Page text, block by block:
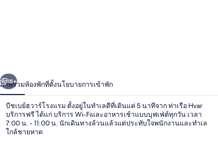
า
ถัดไป
15+
ภาพรวมห้องพักที่ตั้งนโยบายการเข้าพัก
บีชเบย์ฮวาร์โรงแรม ตั้งอยู่ในทำเลดีที่เดินแค่ 5 นาทีจาก ท่าเรือ Hvar
บริการฟรี ได้แก่ บริการ Wi-Fiและอาหารเช้าแบบบุฟเฟ่ต์ทุกวัน เวลา
7:00 น. - 11:00 น. นักเดินทางล้วนแล้วแต่ประทับใจพนักงานและทำเล
ใกล้ชายหาด